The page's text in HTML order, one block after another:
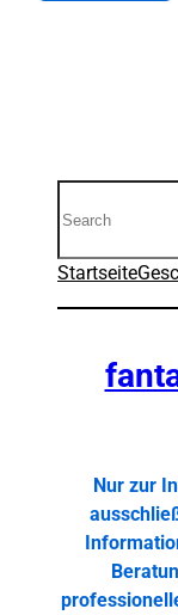
Startseite
Nur zur